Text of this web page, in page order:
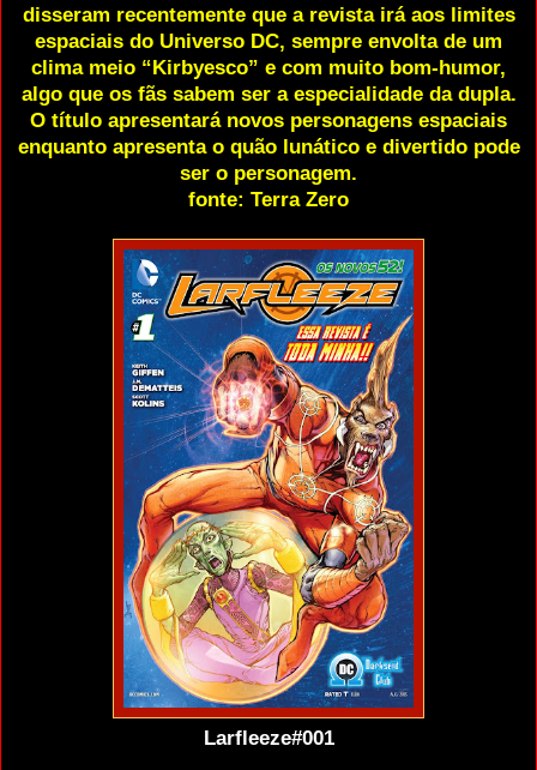
disseram recentemente que a revista irá aos limites
espaciais do Universo DC, sempre envolta de um
clima meio “Kirbyesco” e com muito bom-humor,
algo que os fãs sabem ser a especialidade da dupla.
O título apresentará novos personagens espaciais
enquanto apresenta o quão lunático e divertido pode
ser o personagem.
fonte: Terra Zero
Larfleeze#001